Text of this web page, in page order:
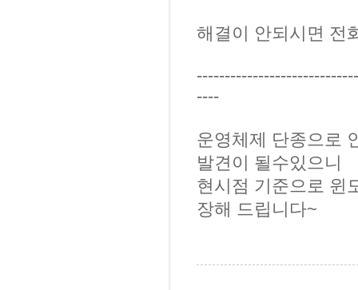
해결이 안되시면 전
----
운영체제 단종으로
발견이 될수있으니
현시점 기준으로 윈
장해 드립니다~